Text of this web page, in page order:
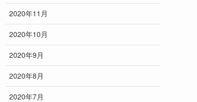
2020年11月
2020年10月
2020年9月
2020年8月
2020年7月